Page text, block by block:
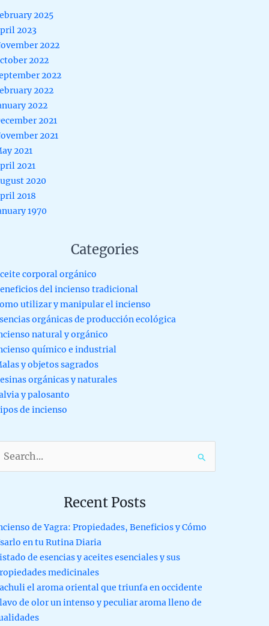
2025
2023
2022
2022
2022
2022
2022
2021
2021
2021
2021
2020
2018
1970
Categories
corporal orgánico
del incienso tradicional
utilizar y manipular el incienso
orgánicas de producción ecológica
natural y orgánico
químico e industrial
y objetos sagrados
orgánicas y naturales
y palosanto
de incienso
Recent Posts
de Yagra: Propiedades, Beneficios y Cómo
en tu Rutina Diaria
de esencias y aceites esenciales y sus
medicinales
el aroma oriental que triunfa en occidente
de olor un intenso y peculiar aroma lleno de